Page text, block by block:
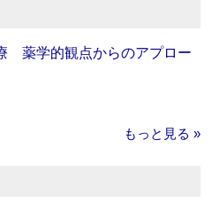
薬学的観点からのアプロー
もっと見る »